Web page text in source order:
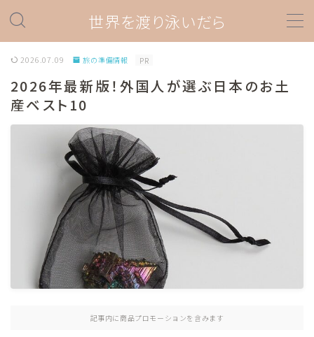
世界を渡り泳いだら
MENU
ダイビング
ダイビングスポット情報
ダイビング器材
プロダイバー関連
ダイビングあれこれ
海外旅行
旅の準備情報
ラテンアメリカ
2026.07.09 旅の準備情報 PR
2026年最新版！外国人が選ぶ日本のお土
産ベスト10
記事内に商品プロモーションを含みます